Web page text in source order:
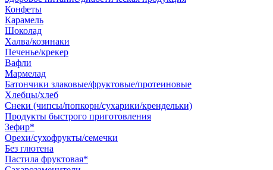
Конфеты
Карамель
Шоколад
Халва/козинаки
Печенье/крекер
Вафли
Мармелад
Батончики злаковые/фруктовые/протеиновые
Хлебцы/хлеб
Снеки (чипсы/попкорн/сухарики/крендельки)
Продукты быстрого приготовления
Зефир*
Орехи/сухофрукты/семечки
Без глютена
Пастила фруктовая*